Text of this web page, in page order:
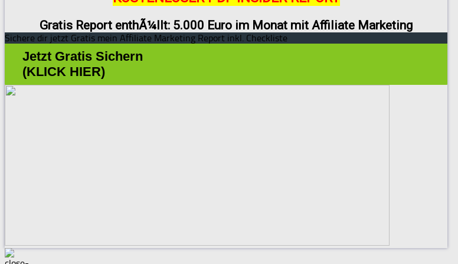
Gratis Report enthÃ¼llt: 5.000 Euro im Monat mit Affiliate Marketing
Sichere dir jetzt Gratis mein Affiliate Marketing Report inkl. Checkliste
Jetzt Gratis Sichern
(KLICK HIER)